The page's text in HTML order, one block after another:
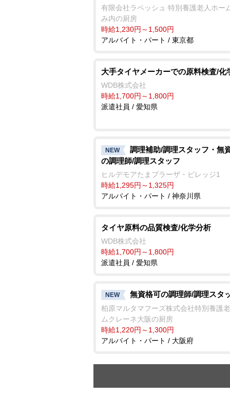
有限会社ラペッシュ 特別養護老人ホー
み内の厨房
時給1,230円～1,500円
アルバイト・パート / 東京都
大手タイヤメーカーでの原料検査/化
WDB株式会社
時給1,700円～1,800円
派遣社員 / 愛知県
NEW
調理補助/調理スタッフ・無
の調理師/調理スタッフ
ヒルデモアたまプラーザ・ビレッジ1
時給1,295円～1,325円
アルバイト・パート / 神奈川県
タイヤ原料の品質検査/化学分析
WDB株式会社
時給1,700円～1,800円
派遣社員 / 愛知県
NEW 無資格可の調理師/調理スタ
柏原マルタマフーズ株式会社特別養護
ムクレーネ大阪の厨房
時給1,220円～1,300円
アルバイト・パート / 大阪府